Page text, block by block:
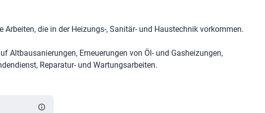
die in der Heizungs-, Sanitär- und Haustechnik vorkommen.
Altbausanierungen, Erneuerungen von Öl- und Gasheizungen,
Reparatur- und Wartungsarbeiten.